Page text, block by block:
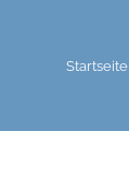
Startseite